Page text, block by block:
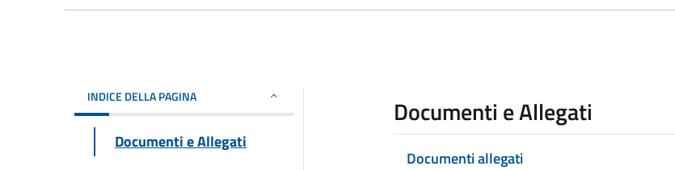
INDICE DELLA PAGINA
Documenti e Allegati
Documenti e Allegati
Documenti allegati